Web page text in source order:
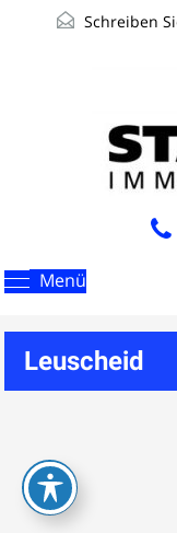
Schreiben
Menü
Leuscheid